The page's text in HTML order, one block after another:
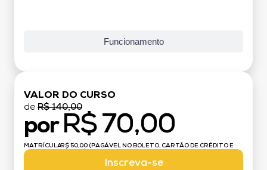
Funcionamento
VALOR DO CURSO
de R$ 140,00
por R$ 70,00
MATRÍCULA:R$ 50,00 (PAGÁVEL NO BOLETO, CARTÃO DE CRÉDITO E
Inscreva-se